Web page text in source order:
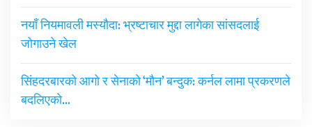
नयाँ नियमावली मस्यौदा: भ्रष्टाचार मुद्दा लागेका सांसदलाई
जोगाउने खेल
सिंहदरबारको आगो र सेनाको ‘मौन’ बन्दुक: कर्नल लामा प्रकरणले
बदलिएको…